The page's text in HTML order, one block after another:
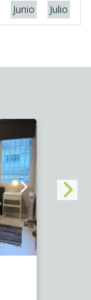
Junio Julio